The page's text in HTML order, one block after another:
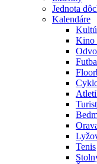
Jednota
Kalendáre
Kino
Tenis